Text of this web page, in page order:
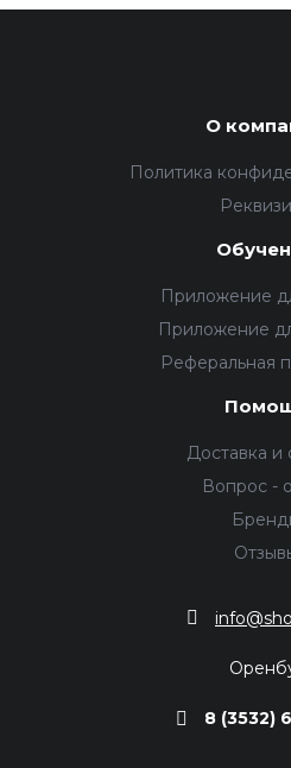
О
Политика
Приложение
Приложение
Реферальная
Доставка и
Вопрос -
8 (3532)